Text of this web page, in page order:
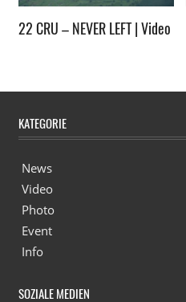
22 CRU – NEVER LEFT | Video
KATEGORIE
News
Video
Photo
Event
Info
SOZIALE MEDIEN